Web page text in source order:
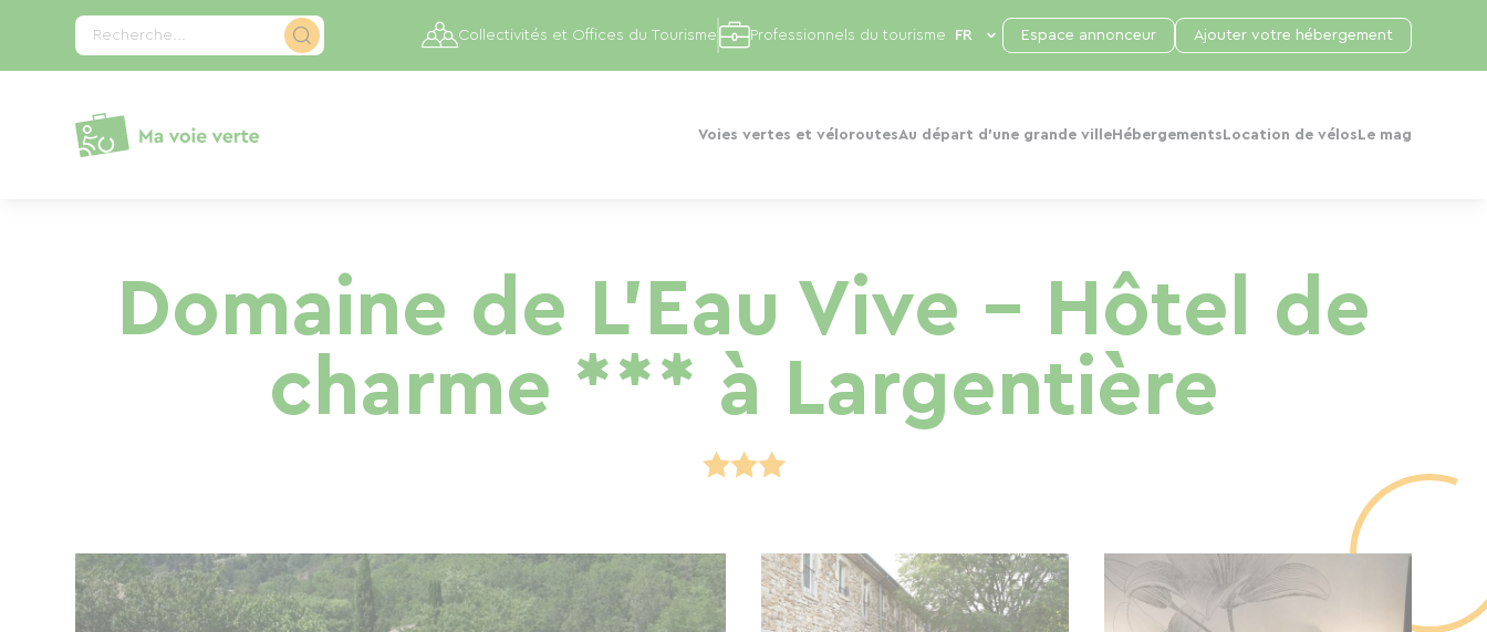
Recherche...
Voies vertes et véloroutesAu départ d'une grande ville Hébergements Location de vélos Le mag
Collectivités et Offices du Tourisme Professionnels du tourisme Espace annonceur Ajouter votre hébergement
Domaine de L'Eau Vive - Hôtel de
charme *** à Largentière
Panneau de gestion des cookies